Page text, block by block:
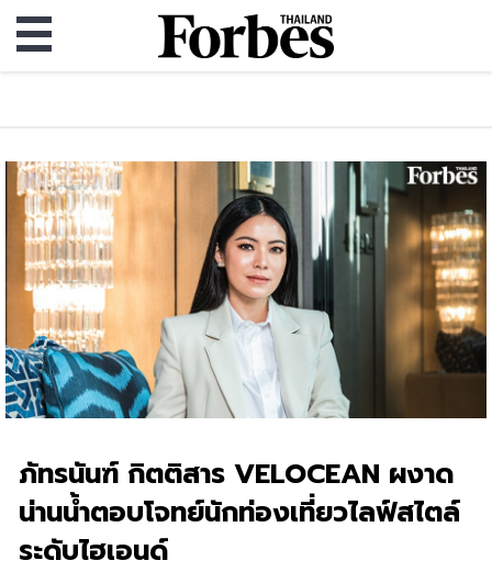
ภัทรนันฑ์ กิตติสาร VELOCEAN ผงาด
น่านน้ำตอบโจทย์นักท่องเที่ยวไลฟ์สไตล์
ระดับไฮเอนด์